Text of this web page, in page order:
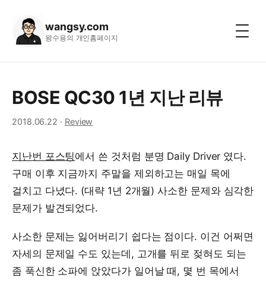
wangsy.com
왕수용의 개인홈페이지
BOSE QC30 1년 지난 리뷰
2018.06.22 · Review
지난번 포스팅에서 쓴 것처럼 분명 Daily Driver 였다.
구매 이후 지금까지 주말을 제외하고는 매일 목에
걸치고 다녔다. (대략 1년 2개월) 사소한 문제와 심각한
문제가 발견되었다.
사소한 문제는 잃어버리기 쉽다는 점이다. 이건 어쩌면
자세의 문제일 수도 있는데, 고개를 뒤로 젖혀도 되는
좀 푹신한 소파에 앉았다가 일어날 때, 몇 번 목에서